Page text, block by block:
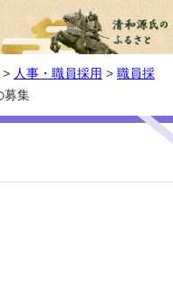
> 人事・職員採用 > 職員採
募集